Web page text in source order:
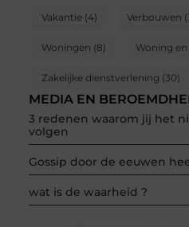
Vakantie(4) Verbouwen
Woningen (8) Woning en
Zakelijke dienstverlening (30)
MEDIA EN
3 redenen waarom jij het
volgen
Gossip door de eeuwen
wat is de waarheid ?